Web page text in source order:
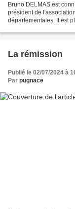
Bruno DELMAS est
président de
départementales. Il est
La rémission
Publié le 02/07/2024 à
Par pugnace